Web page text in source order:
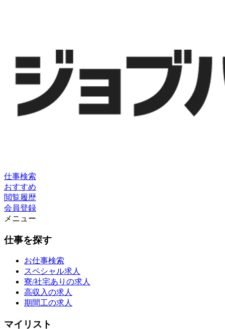
仕事検索
おすすめ
閲覧履歴
会員登録
メニュー
仕事を探す
お仕事検索
スペシャル求人
寮/社宅ありの求人
高収入の求人
期間工の求人
マイリスト